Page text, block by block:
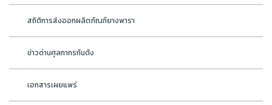
สถิติการส่งออกผลิตภัณฑ์ยางพารา
ข่าวด่านศุลกากรกันตัง
เอกสารเผยแพร่